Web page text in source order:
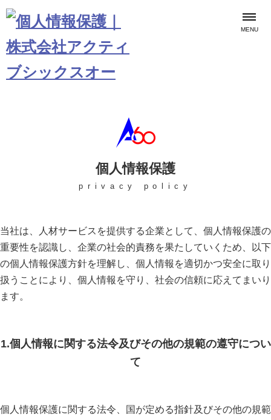
MENU
個人情報保護
privacy policy
当社は、人材サービスを提供する企業として、個人情報保護の
重要性を認識し、企業の社会的責務を果たしていくため、以下
の個人情報保護方針を理解し、個人情報を適切かつ安全に取り
扱うことにより、個人情報を守り、社会の信頼に応えてまいり
ます。
1.個人情報に関する法令及びその他の規範の遵守につい
て
個人情報保護に関する法令、国が定める指針及びその他の規範